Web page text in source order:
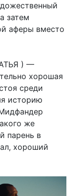
затем
аферы вместо
) —
хорошая
среди
историю
же
парень в
хороший